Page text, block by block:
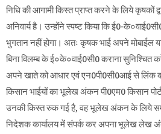
निधि की आगामी किस्त प्राप्त करने के लिये कृषकों
अनिवार्य है। उन्होंने स्पष्ट किया कि ई0-
भुगतान नहीं होगा। अतः कृषक भाई अपने मोबाईल
बिना विलम्ब के ई०के०वाई0सी0 कराना
अपने खाते को आधार एवं एन0पी0सी0आई से लिंक
किसान भाईयों का भूलेख अंकन पी0एम0 किसान
उनकी किस्त रुक गई है, वह भूलेख अंकन के लिये
निदेशक कार्यालय में संपर्क कर अपना भूलेख लेख